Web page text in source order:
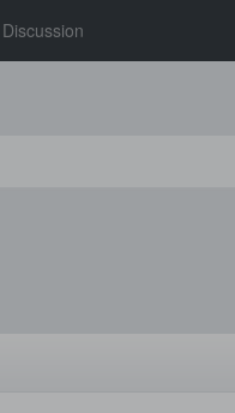
Discussion